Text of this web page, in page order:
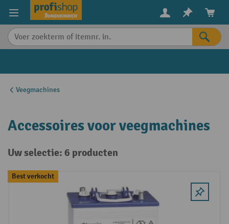
content
Veegmachines
Accessoires voor veegmachines
Uw selectie: 6 producten
Best verkocht